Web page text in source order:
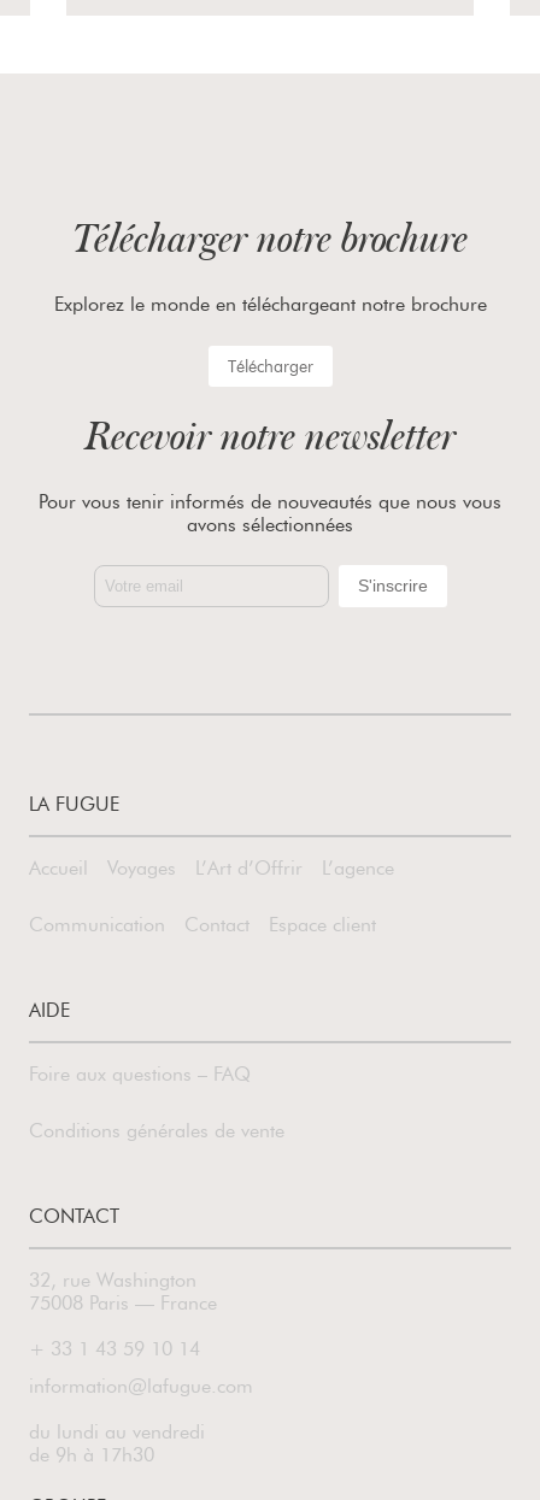
Télécharger notre brochure
Explorez le monde en téléchargeant notre brochure
Télécharger
Recevoir notre newsletter
Pour vous tenir informés de nouveautés que nous vous
avons sélectionnées
LA FUGUE
Accueil Voyages L’Art d’Offrir L’agence
Communication Contact Espace client
AIDE
Foire aux questions – FAQ
Conditions générales de vente
CONTACT
32, rue Washington
75008 Paris — France
+ 33 1 43 59 10 14
information@lafugue.com
du lundi au vendredi
de 9h à 17h30